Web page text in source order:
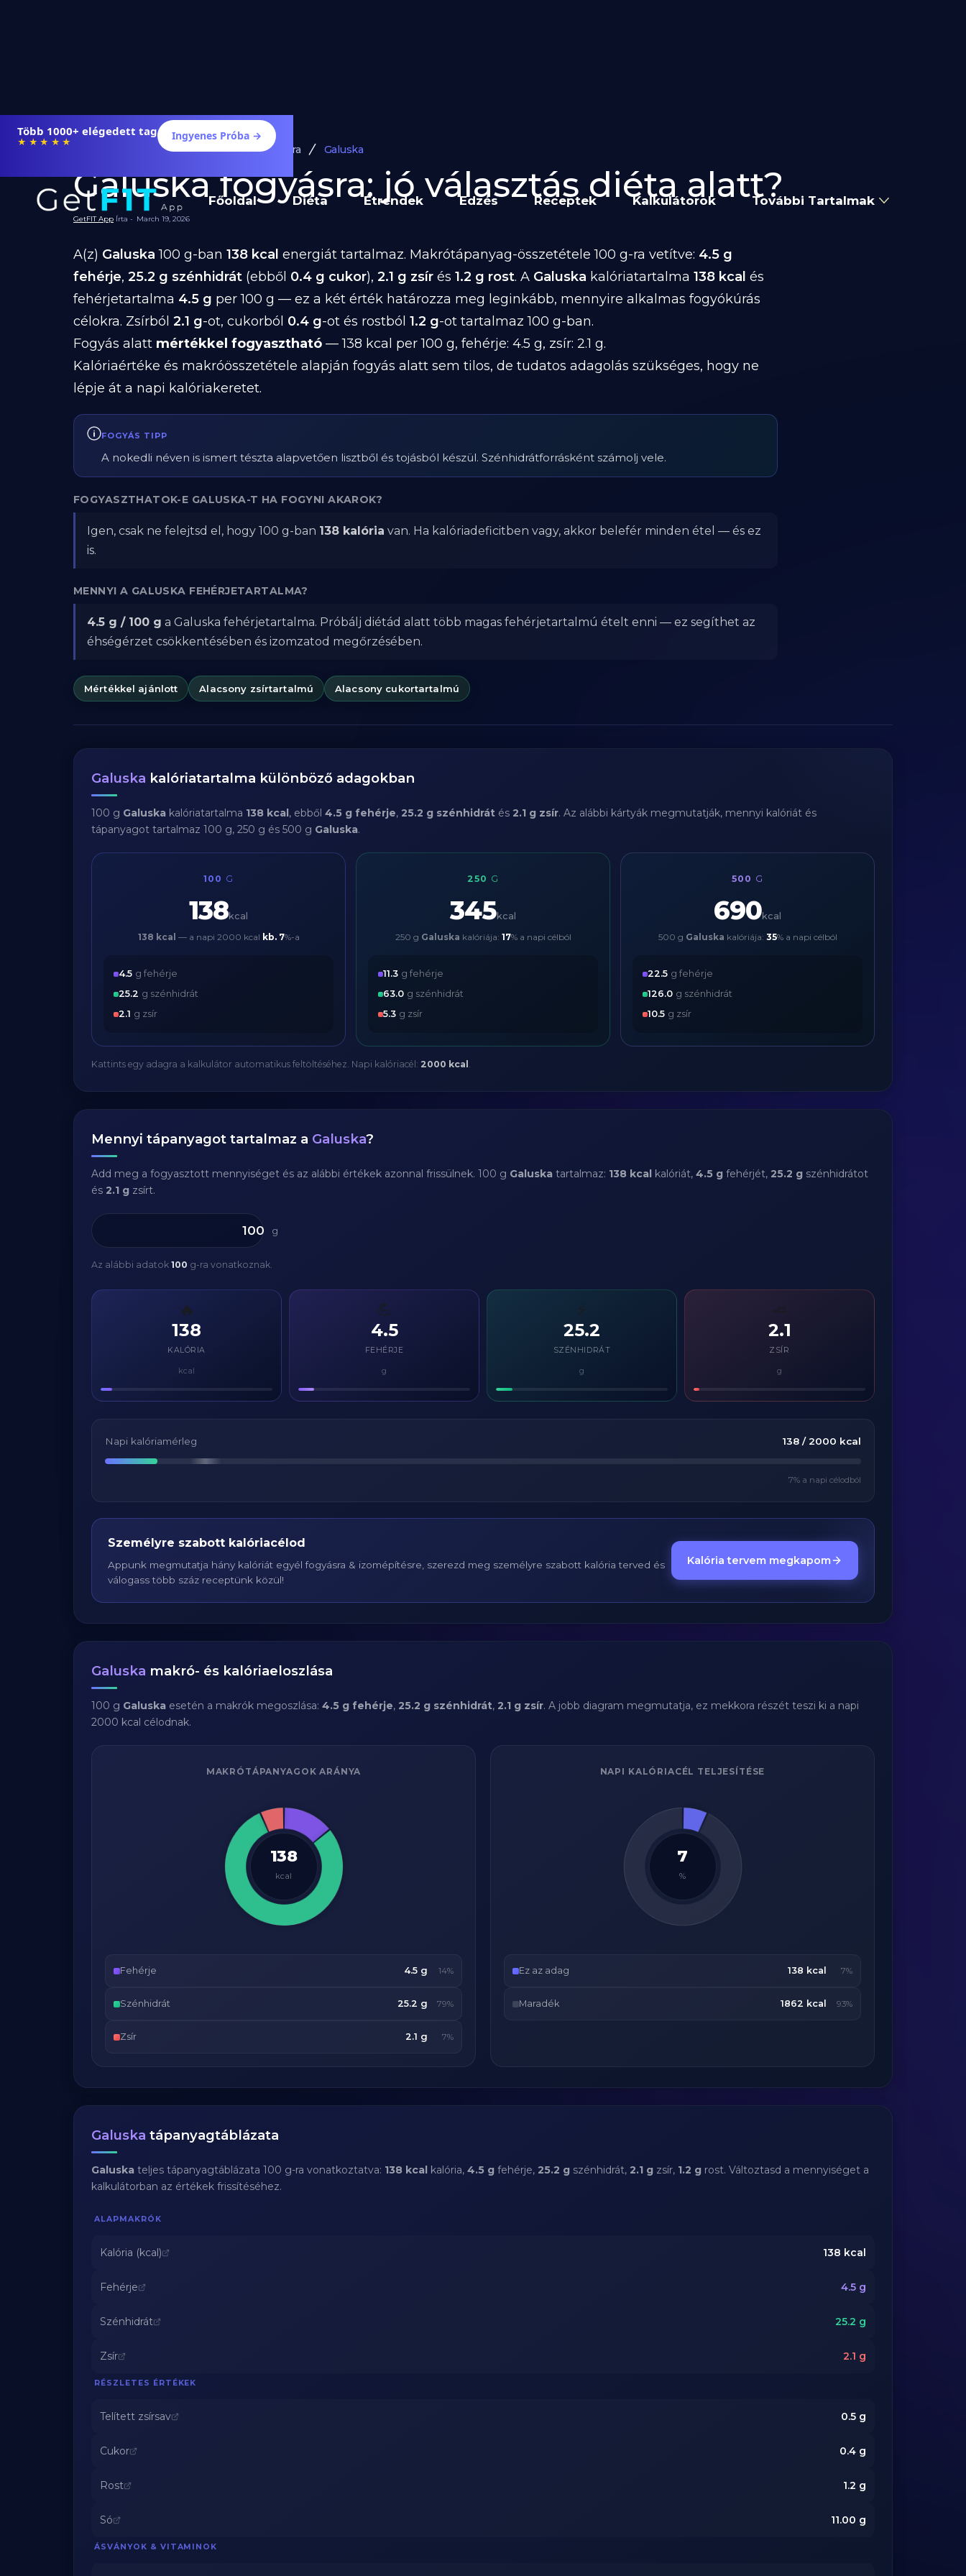
Több 1000+ elégedett tag
★★★★★ Ingyenes Próba →
Főoldal Diéta Étrendek Edzés Receptek Kalkulátorok További Tartalmak
Diéta és Étrend Ételek Fogyásra Galuska
Galuska fogyásra: jó választás diéta alatt?
GetFIT App Írta - March 19, 2026
A(z) Galuska 100 g-ban 138 kcal energiát tartalmaz. Makrótápanyag-összetétele 100 g-ra vetítve: 4.5 g
fehérje, 25.2 g szénhidrát (ebből 0.4 g cukor), 2.1 g zsír és 1.2 g rost. A Galuska kalóriatartalma 138 kcal és
fehérjetartalma 4.5 g per 100 g — ez a két érték határozza meg leginkább, mennyire alkalmas fogyókúrás
célokra. Zsírból 2.1 g-ot, cukorból 0.4 g-ot és rostból 1.2 g-ot tartalmaz 100 g-ban.
Fogyás alatt mértékkel fogyasztható — 138 kcal per 100 g, fehérje: 4.5 g, zsír: 2.1 g.
Kalóriaértéke és makróösszetétele alapján fogyás alatt sem tilos, de tudatos adagolás szükséges, hogy ne
lépje át a napi kalóriakeretet.
FOGYÁS TIPP
A nokedli néven is ismert tészta alapvetően lisztből és tojásból készül. Szénhidrátforrásként számolj vele.
FOGYASZTHATOK-E GALUSKA-T HA FOGYNI AKAROK?
Igen, csak ne felejtsd el, hogy 100 g-ban 138 kalória van. Ha kalóriadeficitben vagy, akkor belefér minden étel — és ez
is.
MENNYI A GALUSKA FEHÉRJETARTALMA?
4.5 g / 100 g a Galuska fehérjetartalma. Próbálj diétád alatt több magas fehérjetartalmú ételt enni — ez segíthet az
éhségérzet csökkentésében és izomzatod megőrzésében.
Mértékkel ajánlott Alacsony zsírtartalmú Alacsony cukortartalmú
Galuska kalóriatartalma különböző adagokban
100 g Galuska kalóriatartalma 138 kcal, ebből 4.5 g fehérje, 25.2 g szénhidrát és 2.1 g zsír. Az alábbi kártyák megmutatják, mennyi kalóriát és
tápanyagot tartalmaz 100 g, 250 g és 500 g Galuska.
100 G
138kcal
138 kcal — a napi 2000 kcal kb. 7%-a
4.5 g fehérje
25.2 g szénhidrát
2.1 g zsír
250 G
345kcal
250 g Galuska kalóriája: 17% a napi célból
11.3 g fehérje
63.0 g szénhidrát
5.3 g zsír
500 G
690kcal
500 g Galuska kalóriája: 35% a napi célból
22.5 g fehérje
126.0 g szénhidrát
10.5 g zsír
Kattints egy adagra a kalkulátor automatikus feltöltéséhez. Napi kalóriacél: 2000 kcal .
Mennyi tápanyagot tartalmaz a Galuska?
Add meg a fogyasztott mennyiséget és az alábbi értékek azonnal frissülnek. 100 g Galuska tartalmaz: 138 kcal kalóriát, 4.5 g fehérjét, 25.2 g szénhidrátot
és 2.1 g zsírt.
g
Az alábbi adatok 100 g-ra vonatkoznak.
🔥
138
KALÓRIA
kcal
💪
4.5
FEHÉRJE
g
⚡
25.2
SZÉNHIDRÁT
g
2.1
ZSÍR
g
Napi kalóriamérleg 138 / 2000 kcal
7% a napi célodból
Személyre szabott kalóriacélod
Appunk megmutatja hány kalóriát egyél fogyásra & izomépítésre, szerezd meg személyre szabott kalória terved és
válogass több száz receptünk közül!
Kalória tervem megkapom
Galuska makró- és kalóriaeloszlása
100 g Galuska esetén a makrók megoszlása: 4.5 g fehérje, 25.2 g szénhidrát, 2.1 g zsír. A jobb diagram megmutatja, ez mekkora részét teszi ki a napi
2000 kcal célodnak.
MAKRÓTÁPANYAGOK ARÁNYA
138
kcal
Fehérje 4.5 g 14%
Szénhidrát 25.2 g 79%
Zsír 2.1 g 7%
NAPI KALÓRIACÉL TELJESÍTÉSE
7
%
Ez az adag 138 kcal 7%
Maradék 1862 kcal 93%
Galuska tápanyagtáblázata
Galuska teljes tápanyagtáblázata 100 g-ra vonatkoztatva: 138 kcal kalória, 4.5 g fehérje, 25.2 g szénhidrát, 2.1 g zsír, 1.2 g rost. Változtasd a mennyiséget a
kalkulátorban az értékek frissítéséhez.
ALAPMAKRÓK
Kalória (kcal) 138 kcal
Fehérje 4.5 g
Szénhidrát 25.2 g
Zsír 2.1 g
RÉSZLETES ÉRTÉKEK
Telített zsírsav 0.5 g
Cukor 0.4 g
Rost 1.2 g
Só 11.00 g
ÁSVÁNYOK & VITAMINOK